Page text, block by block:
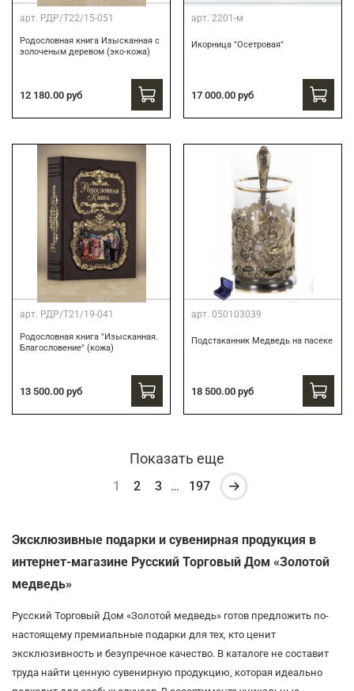
арт. РДР/Т22/15-051
Родословная книга Изысканная с
золоченым деревом (эко-кожа)
12 180.00 руб
арт. 2201-м
Икорница "Осетровая"
17 000.00 руб
арт. РДР/Т21/19-041
Родословная книга "Изысканная.
Благословение" (кожа)
13 500.00 руб
арт. 050103039
Подстаканник Медведь на пасеке
18 500.00 руб
Показать еще
1 2 3 … 197
Эксклюзивные подарки и сувенирная продукция в
интернет-магазине Русский Торговый Дом «Золотой
медведь»
Русский Торговый Дом «Золотой медведь» готов предложить по-
настоящему премиальные подарки для тех, кто ценит
эксклюзивность и безупречное качество. В каталоге не составит
труда найти ценную сувенирную продукцию, которая идеально